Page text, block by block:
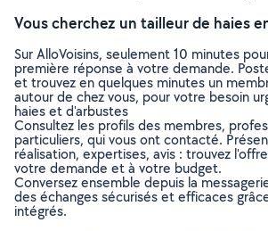
Vous cherchez un tailleur de haies
Sur AlloVoisins, seulement 10 minutes
première réponse à votre demande.
et trouvez en quelques minutes un
autour de chez vous, pour votre besoin
haies et d'arbustes
Consultez les profils des membres,
particuliers, qui vous ont contacté.
réalisation, expertises, avis : trouvez
votre demande et à votre budget.
Conversez ensemble depuis la
des échanges sécurisés et efficaces
intégrés.